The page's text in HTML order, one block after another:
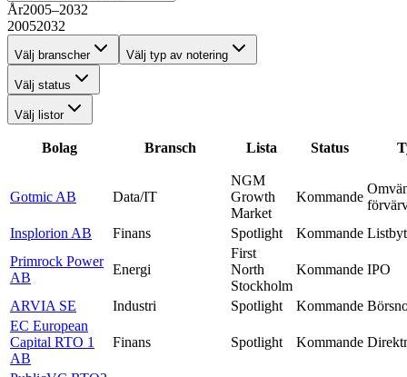
År2005–2032
20052032
Välj branscher Välj typ av notering
Välj status
Välj listor
Bolag Bransch Lista Status
Gotmic AB Data/IT
NGM
Growth
Market
Kommande
Insplorion AB
Finans Spotlight Kommande
Primrock Power
AB
Energi
First
North
Stockholm
Kommande IPO
ARVIA SE Industri Spotlight Kommande
EC European
Capital RTO 1
AB
Finans Spotlight Kommande